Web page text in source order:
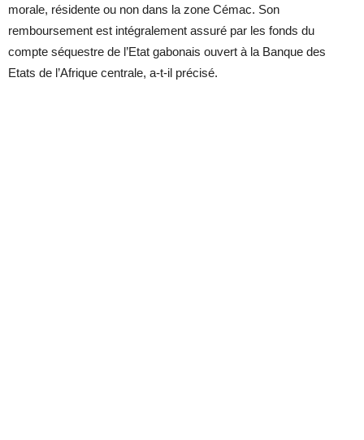
morale, résidente ou non dans la zone Cémac. Son
remboursement est intégralement assuré par les fonds du
compte séquestre de l’Etat gabonais ouvert à la Banque des
Etats de l’Afrique centrale, a-t-il précisé.